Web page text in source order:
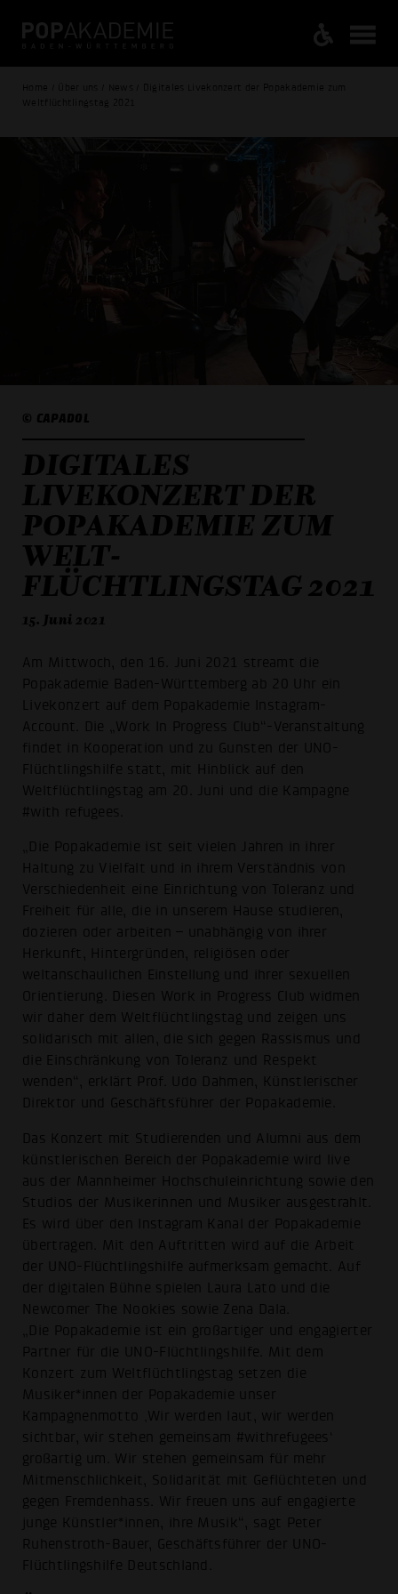
Home / Über uns / News / Digitales Livekonzert der Popakademie zum
Welt­flüchtlingstag 2021
© CAPADOL
DIGITALES
LIVEKONZERT DER
POPAKADEMIE ZUM
WELT­
FLÜCHTLINGSTAG 2021
15. Juni 2021
Am Mittwoch, den 16. Juni 2021 streamt die
Popakademie Baden-Württemberg ab 20 Uhr ein
Livekonzert auf dem Popakademie Instagram-
Account. Die „Work In Progress Club“-Veranstaltung
findet in Kooperation und zu Gunsten der UNO-
Flüchtlingshilfe statt, mit Hinblick auf den
Weltflüchtlingstag am 20. Juni und die Kampagne
#with refugees.
„Die Popakademie ist seit vielen Jahren in ihrer
Haltung zu Vielfalt und in ihrem Verständnis von
Verschiedenheit eine Einrichtung von Toleranz und
Freiheit für alle, die in unserem Hause studieren,
dozieren oder arbeiten – unabhängig von ihrer
Herkunft, Hintergründen, religiösen oder
weltanschaulichen Einstellung und ihrer sexuellen
Orientierung. Diesen Work in Progress Club widmen
wir daher dem Weltflüchtlingstag und zeigen uns
solidarisch mit allen, die sich gegen Rassismus und
die Einschränkung von Toleranz und Respekt
wenden“, erklärt Prof. Udo Dahmen, Künstlerischer
Direktor und Geschäftsführer der Popakademie.
Das Konzert mit Studierenden und Alumni aus dem
künstlerischen Bereich der Popakademie wird live
aus der Mannheimer Hochschuleinrichtung sowie den
Studios der Musikerinnen und Musiker ausgestrahlt.
Es wird über den Instagram Kanal der Popakademie
übertragen. Mit den Auftritten wird auf die Arbeit
der UNO-Flüchtlingshilfe aufmerksam gemacht. Auf
der digitalen Bühne spielen Laura Lato und die
Newcomer The Nookies sowie Zena Dala.
„Die Popakademie ist ein großartiger und engagierter
Partner für die UNO-Flüchtlingshilfe. Mit dem
Konzert zum Weltflüchtlingstag setzen die
Musiker*innen der Popakademie unser
Kampagnenmotto ‚Wir werden laut, wir werden
sichtbar, wir stehen gemeinsam #withrefugees‘
großartig um. Wir stehen gemeinsam für mehr
Mitmenschlichkeit, Solidarität mit Geflüchteten und
gegen Fremdenhass. Wir freuen uns auf engagierte
junge Künstler*innen, ihre Musik“, sagt Peter
Ruhenstroth-Bauer, Geschäftsführer der UNO-
Flüchtlingshilfe Deutschland.